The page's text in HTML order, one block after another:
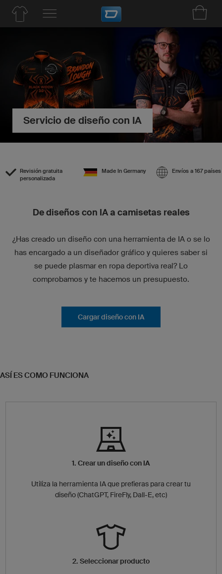
Servicio de diseño con IA
Revisión gratuita
personalizada
Made In Germany Envíos a 167 países
De diseños con IA a camisetas reales
¿Has creado un diseño con una herramienta de IA o se lo
has encargado a un diseñador gráfico y quieres saber si
se puede plasmar en ropa deportiva real? Lo
comprobamos y te hacemos un presupuesto.
Cargar diseño con IA
ASÍ ES COMO FUNCIONA
1. Crear un diseño con IA
Utiliza la herramienta IA que prefieras para crear tu
diseño (ChatGPT, FireFly, Dall-E, etc)
2. Seleccionar producto